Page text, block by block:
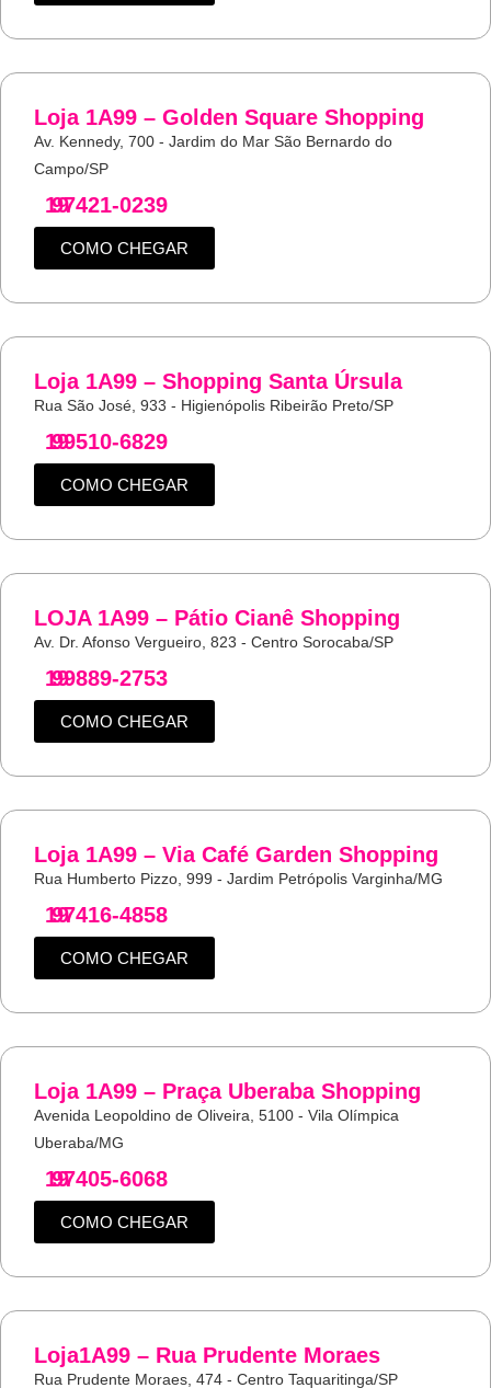
Loja 1A99 – Golden Square Shopping
Av. Kennedy, 700 - Jardim do Mar São Bernardo do
Campo/SP
19
97421-0239
COMO CHEGAR
Loja 1A99 – Shopping Santa Úrsula
Rua São José, 933 - Higienópolis Ribeirão Preto/SP
19
99510-6829
COMO CHEGAR
LOJA 1A99 – Pátio Cianê Shopping
Av. Dr. Afonso Vergueiro, 823 - Centro Sorocaba/SP
19
99889-2753
COMO CHEGAR
Loja 1A99 – Via Café Garden Shopping
Rua Humberto Pizzo, 999 - Jardim Petrópolis Varginha/MG
19
97416-4858
COMO CHEGAR
Loja 1A99 – Praça Uberaba Shopping
Avenida Leopoldino de Oliveira, 5100 - Vila Olímpica
Uberaba/MG
19
97405-6068
COMO CHEGAR
Loja1A99 – Rua Prudente Moraes
Rua Prudente Moraes, 474 - Centro Taquaritinga/SP